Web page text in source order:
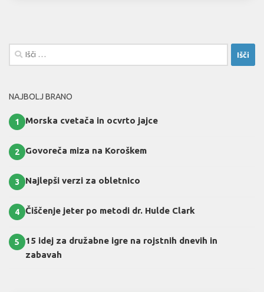
Išči:
NAJBOLJ BRANO
1 Morska cvetača in ocvrto jajce
2 Govoreča miza na Koroškem
3 Najlepši verzi za obletnico
4 Čiščenje jeter po metodi dr. Hulde Clark
5
15 idej za družabne igre na rojstnih dnevih in
zabavah